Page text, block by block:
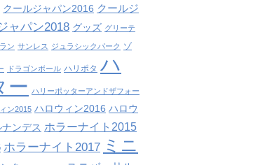
クールジャパン2016 クールジ
ャパン2018 グッズ グリーテ
ン サンレス ジュラシックパーク ゾ
ドラゴンボール ハリポタ ハ
ー ハリーポッターアンドザフォー
ン2015 ハロウィン2016 ハロウ
ナンデス ホラーナイト2015
ホラーナイト2017 ミニ